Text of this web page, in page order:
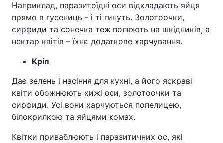
Наприклад, паразитоїдні оси відкладають яйця
прямо в гусениць - і ті гинуть. Золотоочки,
сирфиди та сонечка теж полюють на шкідників, а
нектар квітів – їхнє додаткове харчування.
Кріп
Дає зелень і насіння для кухні, а його яскраві
квіти обожнюють хижі оси, золотоочки та
сирфиди. Усі вони харчуються попелицею,
білокрилкою та яйцями комах.
Квітки приваблюють і паразитичних ос, які